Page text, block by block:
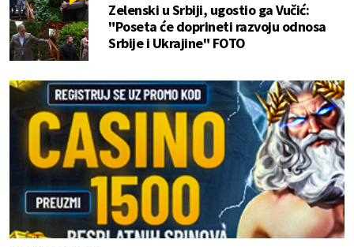
Zelenski u Srbiji, ugostio ga Vučić:
"Poseta će doprineti razvoju odnosa
Srbije i Ukrajine" FOTO